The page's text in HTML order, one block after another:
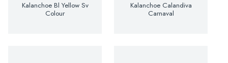
Kalanchoe Bl Yellow Sv
Colour
Kalanchoe Calandiva
Carnaval